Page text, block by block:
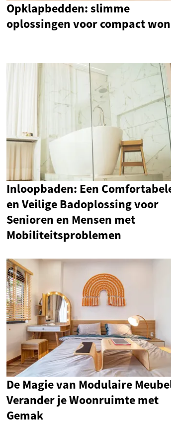
Opklapbedden: slimme
oplossingen voor compact
Inloopbaden: Een
en Veilige Badoplossing voor
Senioren en Mensen met
Mobiliteitsproblemen
De Magie van Modulaire
Verander je Woonruimte met
Gemak